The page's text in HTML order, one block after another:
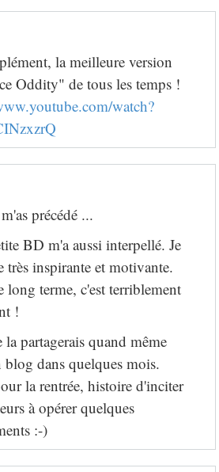
la meilleure version
Oddity" de tous les temps !
watch?
précédé ...
BD m'a aussi interpellé. Je
très inspirante et motivante.
long terme, c'est terriblement
!
partagerais quand même
blog dans quelques mois.
la rentrée, histoire d'inciter
à opérer quelques
:-)